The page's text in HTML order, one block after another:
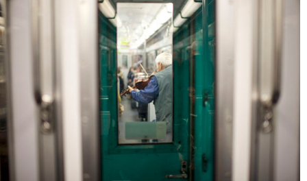
ممکن است غیرممکن به نظر برسد.
اما اگر این تمرین های عکاسی خیابانی را انجام دهید، متوجه خواهید شد که
چشم انداز شما کم کم تغییر می کند، و عکاسی خیابانی دیگر چندان سخت به
و شما به تدریج عکس های خیابانی شگفت انگیزی خواهید گرفت.
بنابراین بیرون بروید و این نکات عکاسی خیابانی را تمرین کنید!